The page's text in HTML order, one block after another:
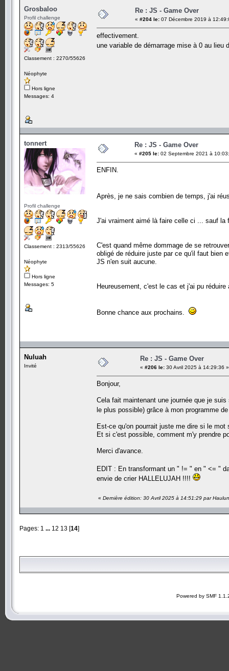
Grosbaloo
Profil challenge
Classement : 2270/55626
Néophyte
Hors ligne
Messages: 4
Re : JS - Game Over
« #204 le: 07 Décembre 2019 à
effectivement.
une variable de démarrage mise à 0 au lieu
tonnert
Profil challenge
Classement : 2313/55626
Néophyte
Hors ligne
Messages: 5
Re : JS - Game Over
« #205 le: 02 Septembre 2021 à
ENFIN.
Après, je ne sais combien de temps, j'ai
J'ai vraiment aimé là faire celle ci ... sauf la
C'est quand même dommage de se
obligé de réduire juste par ce qu'il faut bien
JS n'en suit aucune.
Heureusement, c'est le cas et j'ai pu
Bonne chance aux prochains.
Nuluah
Invité
Re : JS - Game Over
« #206 le: 30 Avril 2025 à 14:29:36 »
Bonjour,
Cela fait maintenant une journée que je
le plus possible) grâce à mon programme
Est-ce qu'on pourrait juste me dire si le
Et si c'est possible, comment m'y prendre
Merci d'avance.
EDIT : En transformant un " != " en " <= "
envie de crier HALLELUJAH !!!!
« Dernière édition: 30 Avril 2025 à 14:51:29 par Haulun
Pages: 1 ... 12 13 [14]
Powered by SMF